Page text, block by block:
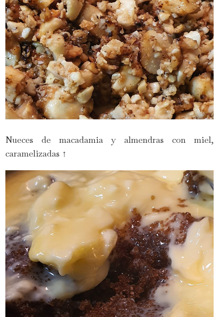
Nueces de macadamia y almendras con miel,
caramelizadas ↑